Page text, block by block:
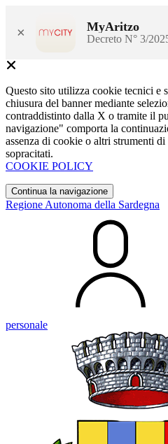
× MyAritzo
Decreto N° 3/
Questo sito utilizza cookie tecnici e
chiusura del banner mediante
contraddistinto dalla X o tramite il
navigazione" comporta la
assenza di cookie o altri strumenti
sopracitati.
COOKIE POLICY
Continua la navigazione
Regione Autonoma della Sardegna
personale